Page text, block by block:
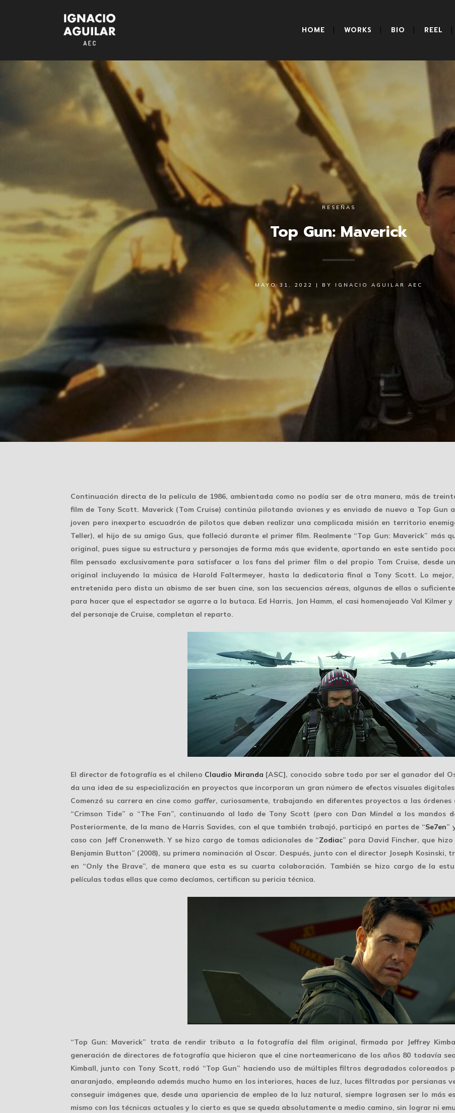
HOME WORKS BIO REEL
RESEÑAS
Top Gun: Maverick
MAYO 31, 2022 | BY IGNACIO AGUILAR AEC
Continuación directa de la película de 1986, ambientada como no podía ser de otra manera, más de
film de Tony Scott. Maverick (Tom Cruise) continúa pilotando aviones y es enviado de nuevo a Top Gun
joven pero inexperto escuadrón de pilotos que deben realizar una complicada misión en territorio
Teller), el hijo de su amigo Gus, que falleció durante el primer film. Realmente “Top Gun: Maverick” más
original, pues sigue su estructura y personajes de forma más que evidente, aportando en este sentido
film pensado exclusivamente para satisfacer a los fans del primer film o del propio Tom Cruise, desde
original incluyendo la música de Harold Faltermeyer, hasta la dedicatoria final a Tony Scott. Lo
entretenida pero dista un abismo de ser buen cine, son las secuencias aéreas, algunas de ellas o
para hacer que el espectador se agarre a la butaca. Ed Harris, Jon Hamm, el casi homenajeado Val Kilmer
del personaje de Cruise, completan el reparto.
El director de fotografía es el chileno Claudio Miranda [ASC], conocido sobre todo por ser el ganador del
da una idea de su especialización en proyectos que incorporan un gran número de efectos visuales
Comenzó su carrera en cine como gaffer, curiosamente, trabajando en diferentes proyectos a las órdenes
“Crimson Tide” o “The Fan”, continuando al lado de Tony Scott (pero con Dan Mindel a los mandos
Posteriormente, de la mano de Harris Savides, con el que también trabajó, participó en partes de “Se7en”
caso con Jeff Cronenweth. Y se hizo cargo de tomas adicionales de “Zodiac” para David Fincher, que hizo
Benjamin Button” (2008), su primera nominación al Oscar. Después, junto con el director Joseph Kosinski,
en “Only the Brave”, de manera que esta es su cuarta colaboración. También se hizo cargo de la
películas todas ellas que como decíamos, certifican su pericia técnica.
“Top Gun: Maverick” trata de rendir tributo a la fotografía del film original, firmada por Jeffrey
generación de directores de fotografía que hicieron que el cine norteamericano de los años 80 todavía
Kimball, junto con Tony Scott, rodó “Top Gun” haciendo uso de múltiplesfiltros degradados coloreados
anaranjado, empleando además mucho humo en los interiores, haces de luz, luces filtradas por persianas
conseguir imágenes que, desde una apariencia de empleo de la luz natural, siempre lograsen ser lo más
mismo con las técnicas actuales y lo cierto es que se queda absolutamente a medio camino, sin lograr ni